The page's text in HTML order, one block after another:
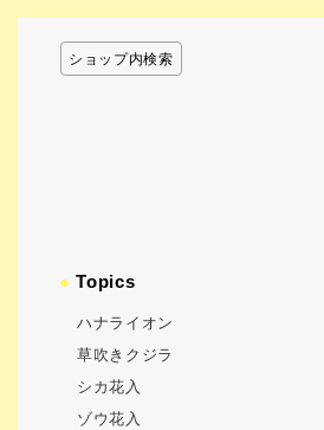
ショップ内検索
●Topics
ハナライオン
草吹きクジラ
シカ花入
ゾウ花入